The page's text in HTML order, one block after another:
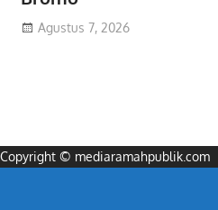
Agustus 7, 2026
Copyright © mediaramahpublik.com